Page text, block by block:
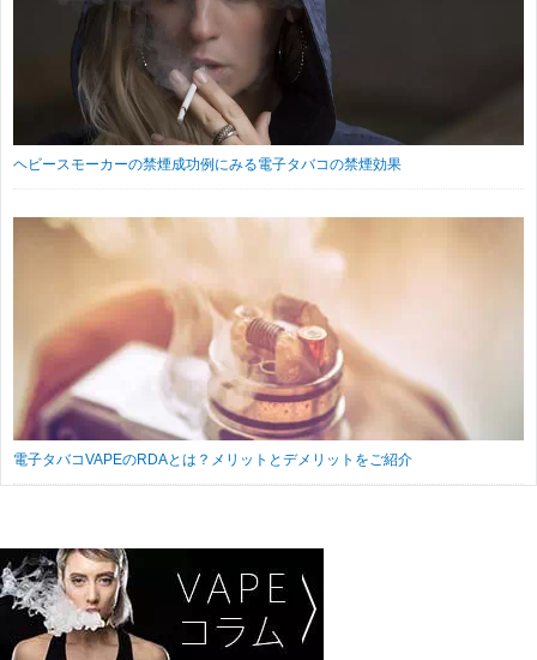
ヘビースモーカーの禁煙成功例にみる電子タバコの禁煙効果
電子タバコVAPEのRDAとは？メリットとデメリットをご紹介